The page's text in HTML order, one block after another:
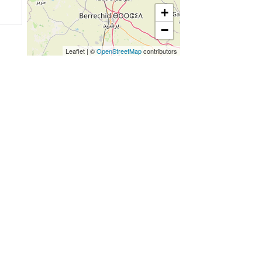
+
−
Leaflet | ©OpenStreetMapcontributors